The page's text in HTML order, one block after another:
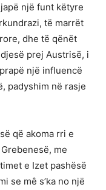
një funt këtyre
të marrët
dhe të qënët
prej Austrisë, i
një influencë
padyshim në rasje
që akoma rri e
me
e Izet pashësë
se mê s’ka no një